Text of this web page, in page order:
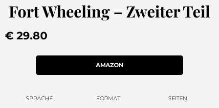
Fort Wheeling – Zweiter Teil
€ 29.80
AMAZON
SPRACHE FORMAT SEITEN